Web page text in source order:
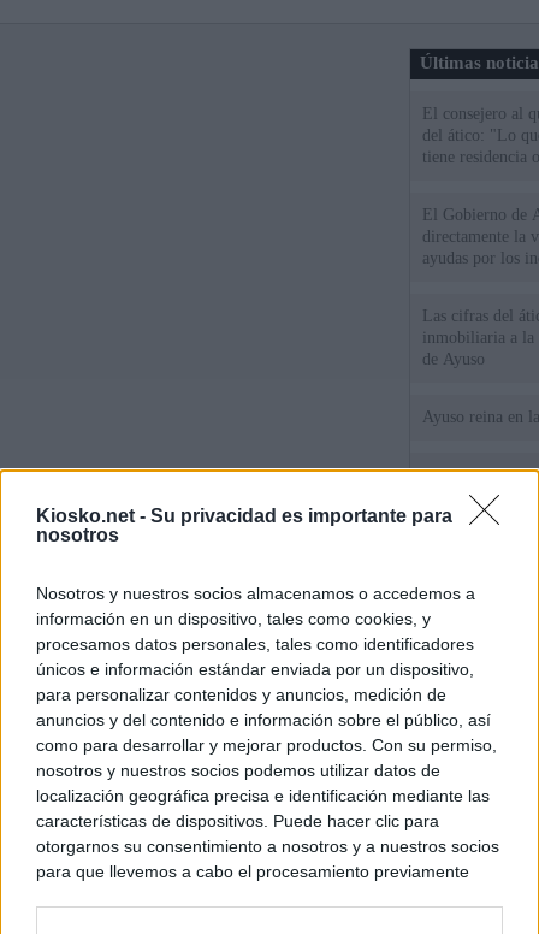
Kiosko.net - Su privacidad es importante para
nosotros
Nosotros y nuestros socios almacenamos o accedemos a
información en un dispositivo, tales como cookies, y
procesamos datos personales, tales como identificadores
únicos e información estándar enviada por un dispositivo,
para personalizar contenidos y anuncios, medición de
anuncios y del contenido e información sobre el público, así
como para desarrollar y mejorar productos. Con su permiso,
nosotros y nuestros socios podemos utilizar datos de
localización geográfica precisa e identificación mediante las
características de dispositivos. Puede hacer clic para
otorgarnos su consentimiento a nosotros y a nuestros socios
para que llevemos a cabo el procesamiento previamente
Últimas
El consejero al
del ático: "Lo
tiene residencia
El Gobierno de
directamente la
ayudas por los
Las cifras del
inmobiliaria a la
de Ayuso
Ayuso reina en
El juez propone
la filtración de
jefa" Ayuso
WhatsApp,
un nuevo cruce
15 de agosto
© Kiosko.net Aviso Legal Privacidad y Cookies